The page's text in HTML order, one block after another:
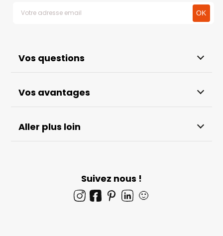
Vos questions
Vos avantages
Aller plus loin
Suivez nous !
🙂